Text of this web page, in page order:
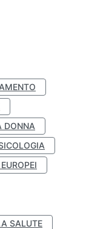
DONNA
SALUTE